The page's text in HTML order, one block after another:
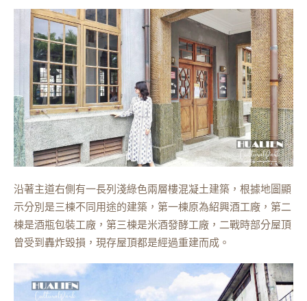
沿著主道右側有一長列淺綠色兩層樓混凝土建築，根據地圖顯
示分別是三棟不同用途的建築，第一棟原為紹興酒工廠，第二
棟是酒瓶包裝工廠，第三棟是米酒發酵工廠，二戰時部分屋頂
曾受到轟炸毀損，現存屋頂都是經過重建而成。